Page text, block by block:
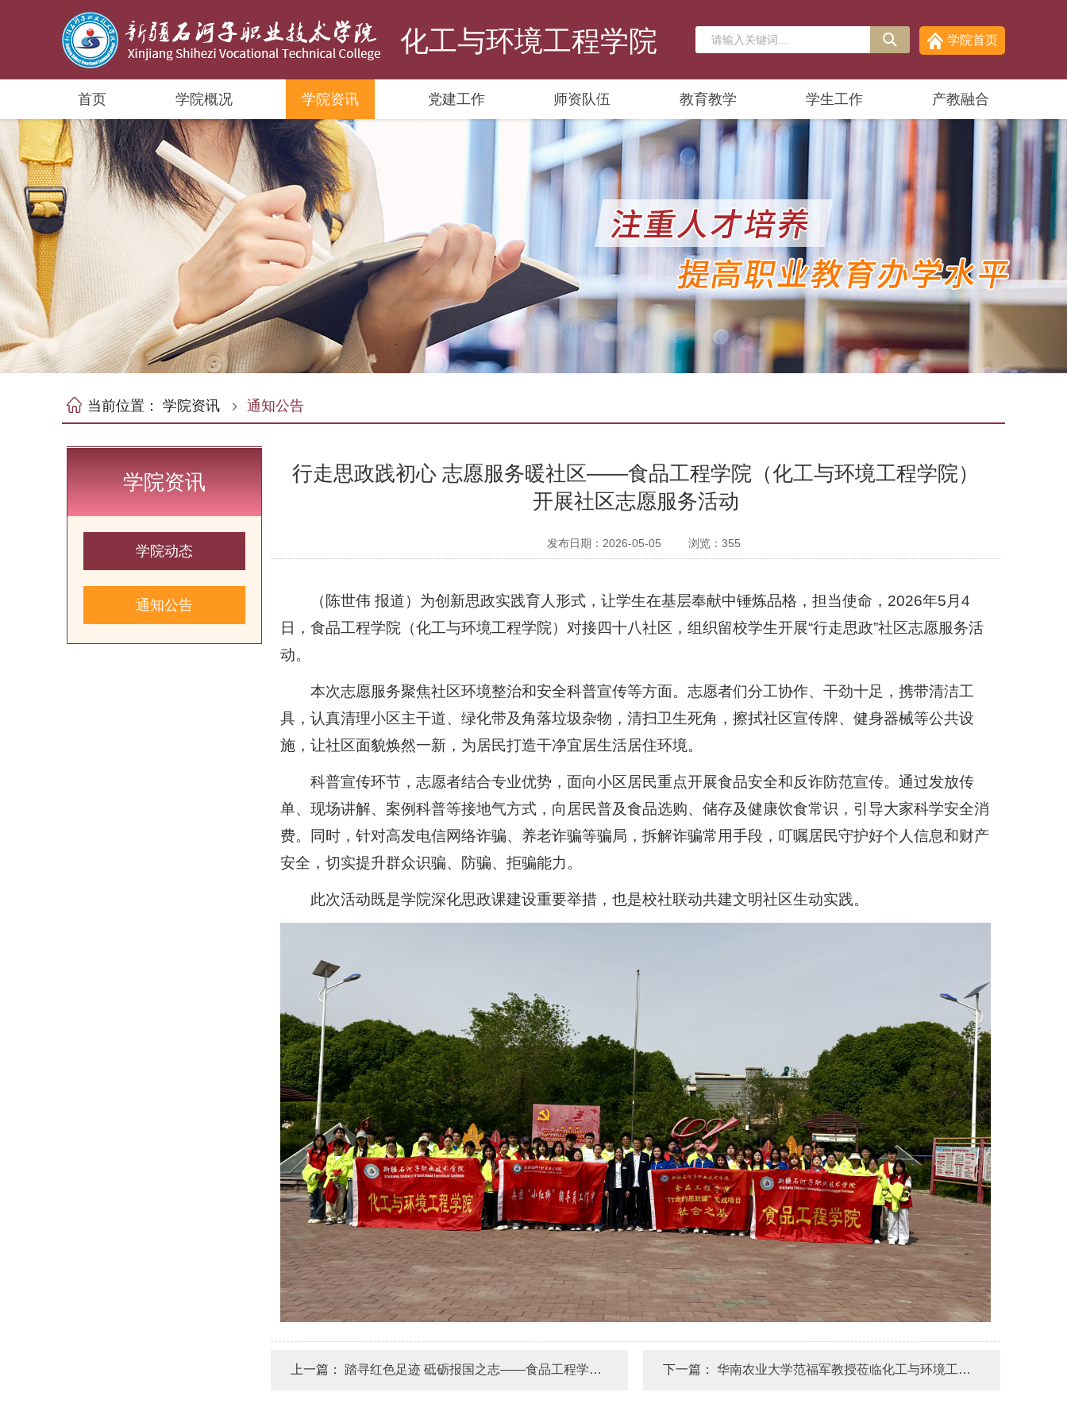
化工与环境工程学院 学院首页
首页 学院概况
学院简介 学院领导 组织机构
学院资讯
学院动态 通知公告
党建工作
组织架构 党建动态
师资队伍
师资概况 教师风采
教育教学
专业设置 人才培养 实训室建设
学生工作
学生管理 团学活动
产教融合
校企互动 实习实训
当前位置： 学院资讯 通知公告
学院资讯
学院动态
通知公告
行走思政践初心 志愿服务暖社区——食品工程学院（化工与环境工程学院）
开展社区志愿服务活动
发布日期：2026-05-05 浏览： 355
（陈世伟 报道）为创新思政实践育人形式，让学生在基层奉献中锤炼品格，担当使命，2026年5月4
日，食品工程学院（化工与环境工程学院）对接四十八社区，组织留校学生开展“行走思政”社区志愿服务活
动。
本次志愿服务聚焦社区环境整治和安全科普宣传等方面。志愿者们分工协作、干劲十足，携带清洁工
具，认真清理小区主干道、绿化带及角落垃圾杂物，清扫卫生死角，擦拭社区宣传牌、健身器械等公共设
施，让社区面貌焕然一新，为居民打造干净宜居生活居住环境。
科普宣传环节，志愿者结合专业优势，面向小区居民重点开展食品安全和反诈防范宣传。通过发放传
单、现场讲解、案例科普等接地气方式，向居民普及食品选购、储存及健康饮食常识，引导大家科学安全消
费。同时，针对高发电信网络诈骗、养老诈骗等骗局，拆解诈骗常用手段，叮嘱居民守护好个人信息和财产
安全，切实提升群众识骗、防骗、拒骗能力。
此次活动既是学院深化思政课建设重要举措，也是校社联动共建文明社区生动实践。
上一篇： 踏寻红色足迹 砥砺报国之志——食品工程学院（化工与环境工程学院）开展“行走思政课”系列活动 下一篇： 华南农业大学范福军教授莅临化工与环境工程学院交流座谈